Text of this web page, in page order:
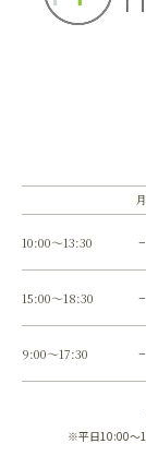
月
10:00～13:30 −
15:00～18:30 −
9:00～17:30 −
※平日10:00～